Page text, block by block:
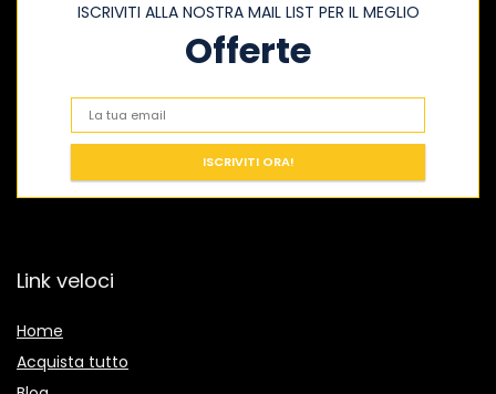
ISCRIVITI ALLA NOSTRA MAIL LIST PER IL MEGLIO
Offerte
Link veloci
Home
Acquista tutto